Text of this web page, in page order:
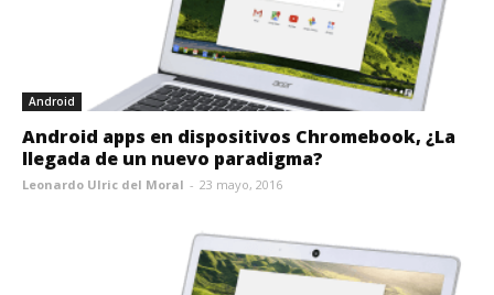
Android
Android apps en dispositivos Chromebook, ¿La
llegada de un nuevo paradigma?
Leonardo Ulric del Moral - 23 mayo, 2016